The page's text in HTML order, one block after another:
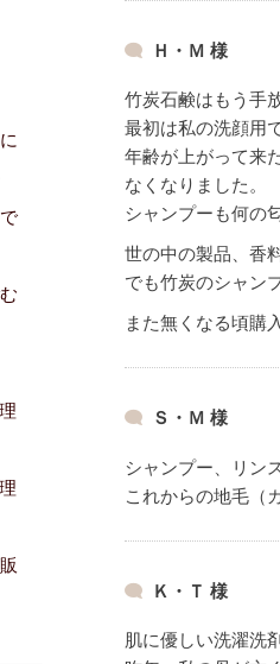
Ｈ・Ｍ 様
竹炭石鹸はもう手
最初は私の洗顔用
年齢が上がって来
なくなりました。
シャンプーも何の
世の中の製品、香
でも竹炭のシャン
また無くなる頃購
Ｓ・Ｍ 様
シャンプー、リン
これからの地毛（
Ｋ・Ｔ 様
肌に優しい洗濯洗